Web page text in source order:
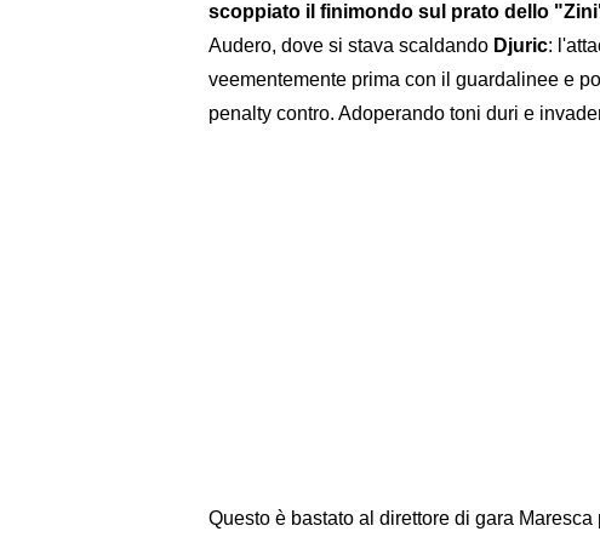
scoppiato il finimondo sul prato dello
Audero, dove si stava scaldando Djuric:
veementemente prima con il guardalinee e
penalty contro. Adoperando toni duri e
Questo è bastato al direttore di gara